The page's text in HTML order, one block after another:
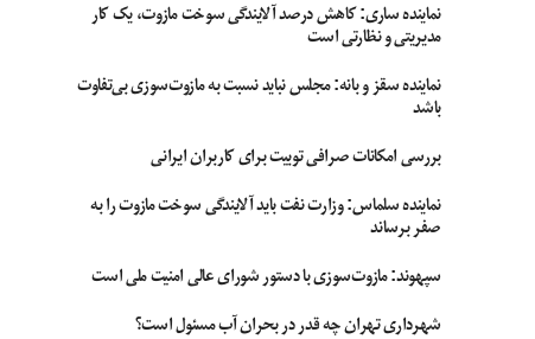
نماینده ساری: کاهش درصد آلایندگی سوخت مازوت، یک کار
مدیریتی و نظارتی است
نماینده سقز و بانه: مجلس نباید نسبت به مازوت‌سوزی بی‌تفاوت
باشد
بررسی امکانات صرافی توبیت برای کاربران ایرانی
نماینده سلماس: وزارت نفت باید آلایندگی سوخت مازوت را به
صفر برساند
سپهوند:‌ مازوت‌سوزی با دستور شورای عالی امنیت ملی است
شهرداری تهران چه قدر در بحران آب مسئول است؟